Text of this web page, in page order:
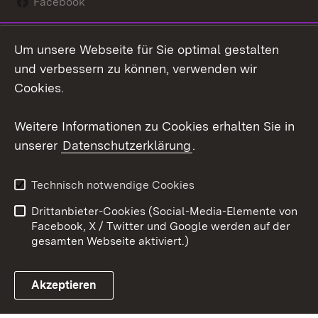
Social Wall
Youtube
Link zum Landesportal
Kontakt
Datenschutz
Barrierefreiheit
Impressum Cookies
Um unsere Webseite für Sie optimal gestalten
und verbessern zu können, verwenden wir
Cookies.
Weitere Informationen zu Cookies erhalten Sie in
unserer Datenschutzerklärung.
Technisch notwendige Cookies
Drittanbieter-Cookies (Social-Media-Elemente von
Facebook, X / Twitter und Google werden auf der
gesamten Webseite aktiviert.)
Akzeptieren